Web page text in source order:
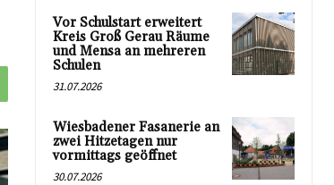
Vor Schulstart erweitert
Kreis Groß Gerau Räume
und Mensa an mehreren
Schulen
31.07.2026
Wiesbadener Fasanerie an
zwei Hitzetagen nur
vormittags geöffnet
30.07.2026